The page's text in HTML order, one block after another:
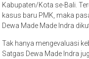
Kabupaten/Kota se-Bali.
kasus baru PMK, maka
Dewa Made Made Indra
Tak hanya mengevaluasi
Satgas Dewa Made Indra